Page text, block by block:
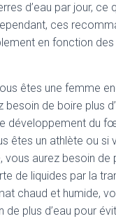
d’eau par jour, ce
ces
en fonction
êtes une femme
besoin de boire plus
développement du
êtes un athlète ou si
vous aurez besoin de
de liquides par la
chaud et humide,
de plus d’eau pour